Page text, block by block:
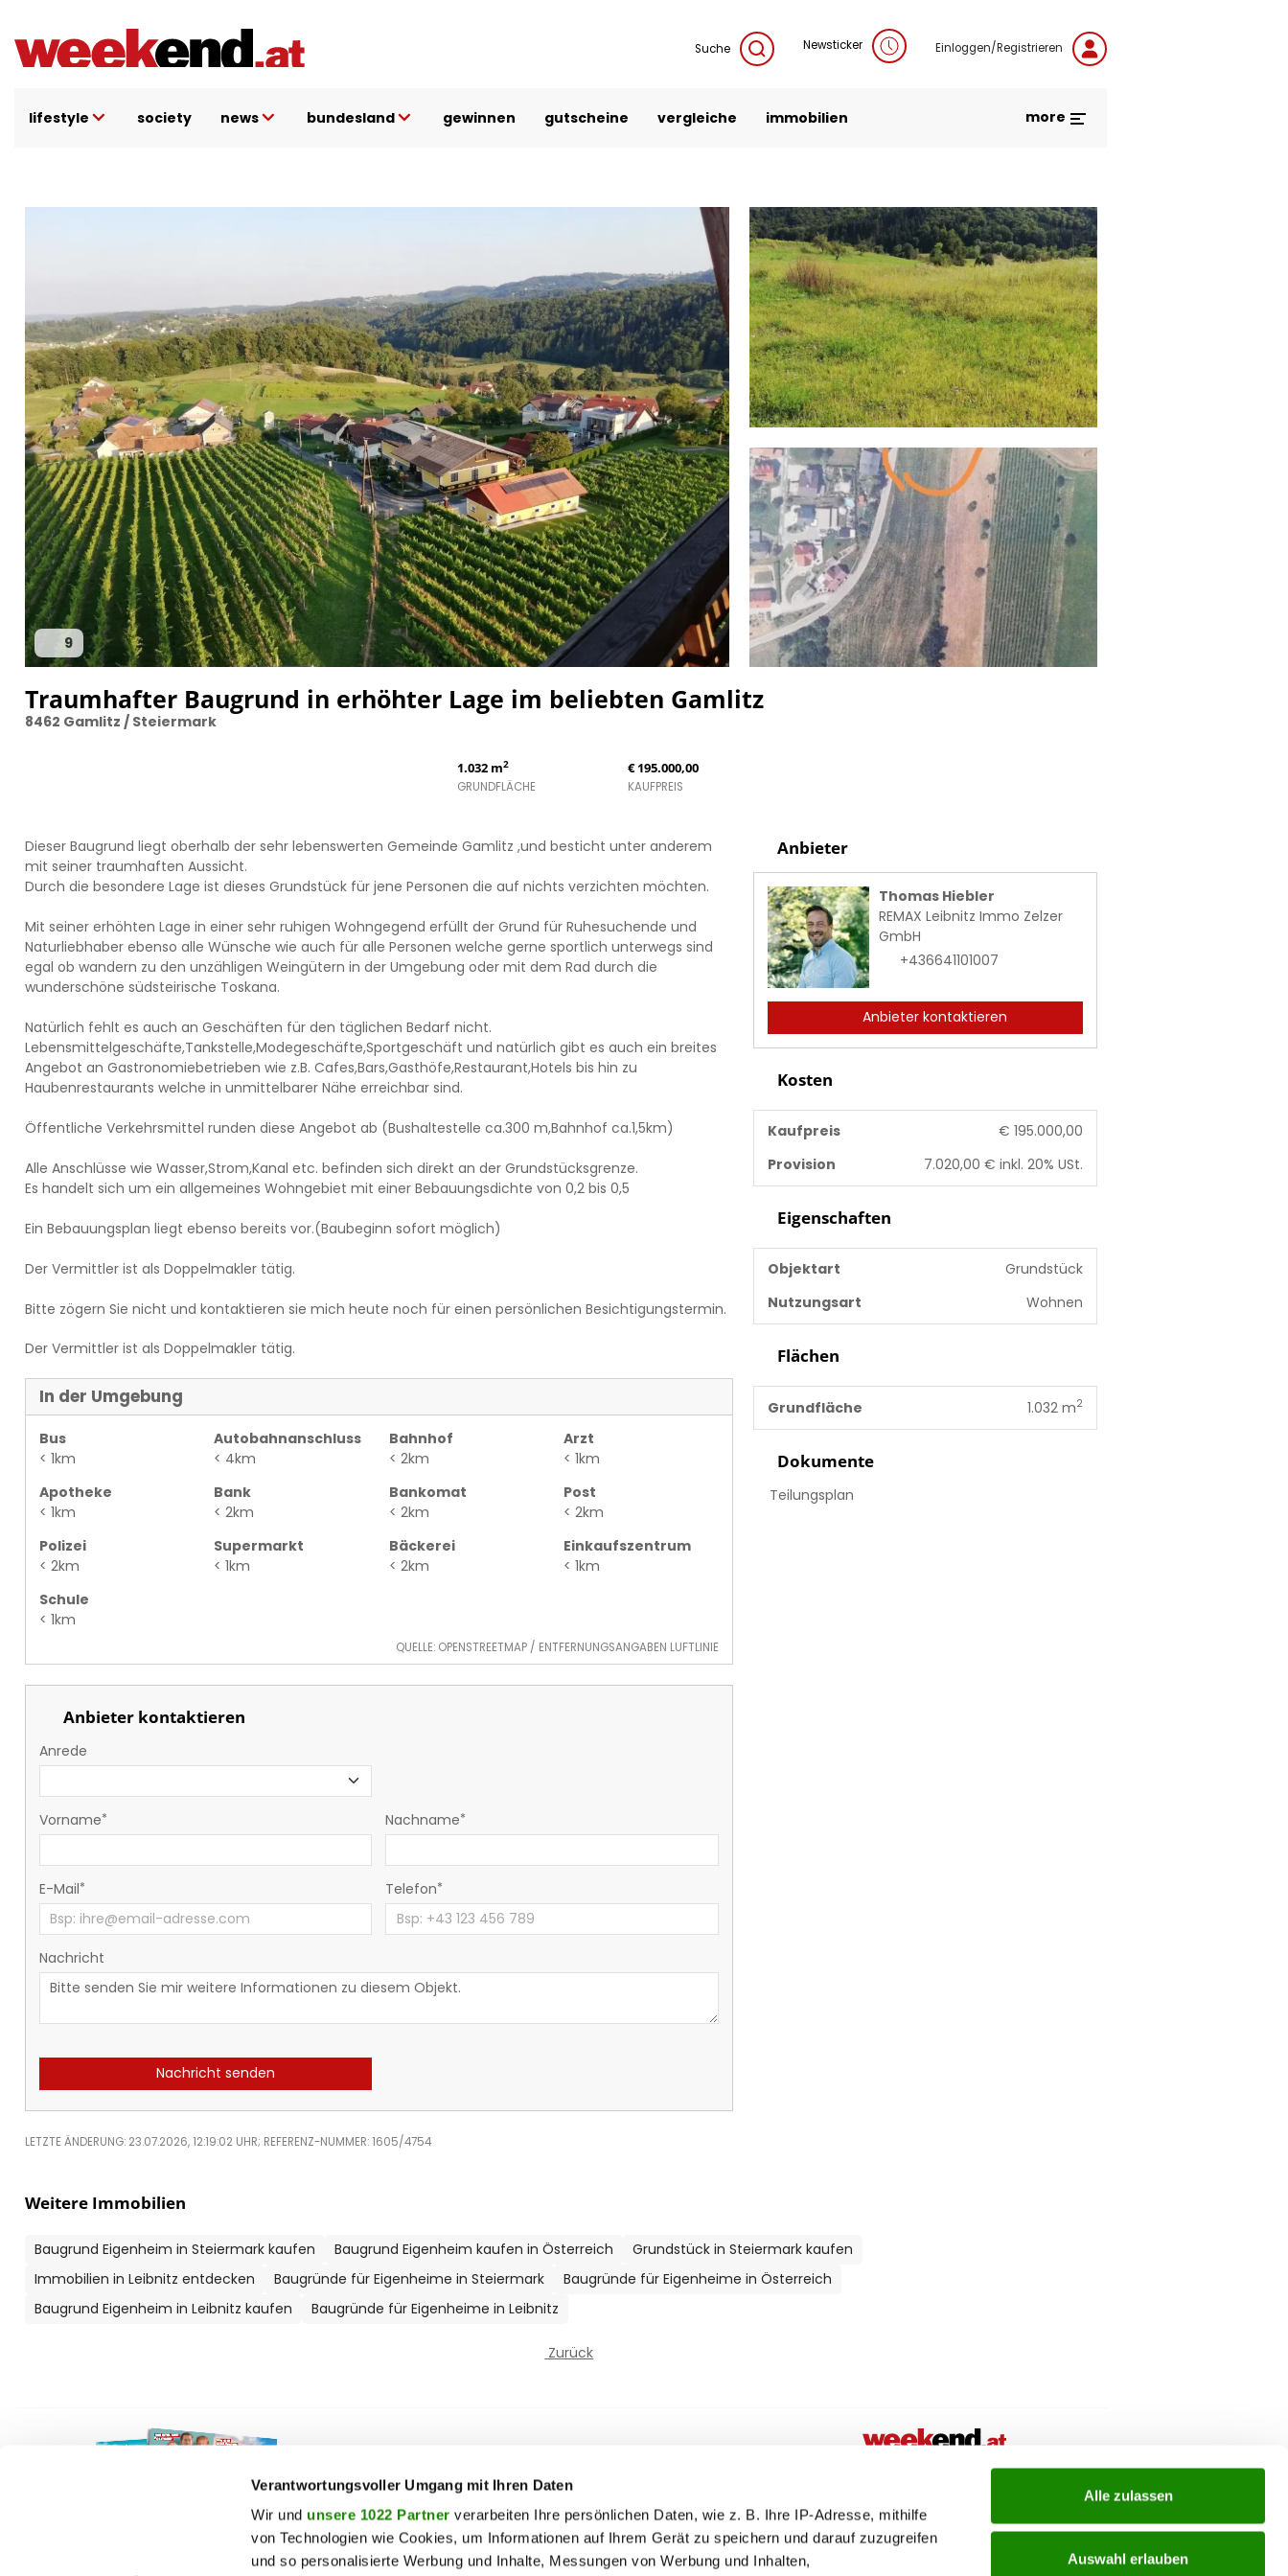
Verantwortungsvoller Umgang mit Ihren Daten
Wir und unsere 1022 Partner verarbeiten Ihre persönlichen Daten, wie z. B. Ihre IP-Adresse, mithilfe
von Technologien wie Cookies, um Informationen auf Ihrem Gerät zu speichern und darauf zuzugreifen
und so personalisierte Werbung und Inhalte, Messungen von Werbung und Inhalten,
Alle zulassen
Auswahl erlauben
Suche Newsticker Einloggen/Registrieren
lifestyle society news bundesland gewinnen gutscheine vergleiche immobilien more
9
Traumhafter Baugrund in erhöhter Lage im beliebten Gamlitz
8462 Gamlitz / Steiermark
1.032 m2
GRUNDFLÄCHE
€ 195.000,00
KAUFPREIS
Dieser Baugrund liegt oberhalb der sehr lebenswerten Gemeinde Gamlitz ,und besticht unter anderem
mit seiner traumhaften Aussicht.
Durch die besondere Lage ist dieses Grundstück für jene Personen die auf nichts verzichten möchten.
Mit seiner erhöhten Lage in einer sehr ruhigen Wohngegend erfüllt der Grund für Ruhesuchende und
Naturliebhaber ebenso alle Wünsche wie auch für alle Personen welche gerne sportlich unterwegs sind
egal ob wandern zu den unzähligen Weingütern in der Umgebung oder mit dem Rad durch die
wunderschöne südsteirische Toskana.
Natürlich fehlt es auch an Geschäften für den täglichen Bedarf nicht.
Lebensmittelgeschäfte,Tankstelle,Modegeschäfte,Sportgeschäft und natürlich gibt es auch ein breites
Angebot an Gastronomiebetrieben wie z.B. Cafes,Bars,Gasthöfe,Restaurant,Hotels bis hin zu
Haubenrestaurants welche in unmittelbarer Nähe erreichbar sind.
Öffentliche Verkehrsmittel runden diese Angebot ab (Bushaltestelle ca.300 m,Bahnhof ca.1,5km)
Alle Anschlüsse wie Wasser,Strom,Kanal etc. befinden sich direkt an der Grundstücksgrenze.
Es handelt sich um ein allgemeines Wohngebiet mit einer Bebauungsdichte von 0,2 bis 0,5
Ein Bebauungsplan liegt ebenso bereits vor.(Baubeginn sofort möglich)
Der Vermittler ist als Doppelmakler tätig.
Bitte zögern Sie nicht und kontaktieren sie mich heute noch für einen persönlichen Besichtigungstermin.
Der Vermittler ist als Doppelmakler tätig.
In der Umgebung
Bus
< 1km
Autobahnanschluss
< 4km
Bahnhof
< 2km
Arzt
< 1km
Apotheke
< 1km
Bank
< 2km
Bankomat
< 2km
Post
< 2km
Polizei
< 2km
Supermarkt
< 1km
Bäckerei
< 2km
Einkaufszentrum
< 1km
Schule
< 1km
QUELLE: OPENSTREETMAP / ENTFERNUNGSANGABEN LUFTLINIE
Anbieter kontaktieren
Anrede
Vorname Nachname
E-Mail Telefon
Nachricht
Nachricht senden
LETZTE ÄNDERUNG: 23.07.2026, 12:19:02 UHR; REFERENZ-NUMMER: 1605/4754
Anbieter
Thomas Hiebler
REMAX Leibnitz Immo Zelzer
GmbH
+436641101007
Anbieter kontaktieren
Kosten
Kaufpreis
€ 195.000,00
Provision
7.020,00 € inkl. 20% USt.
Eigenschaften
Objektart
Grundstück
Nutzungsart
Wohnen
Flächen
Grundfläche 1.032 m2
Dokumente
Teilungsplan
Weitere Immobilien
Baugrund Eigenheim in Steiermark kaufen Baugrund Eigenheim kaufen in Österreich
Grundstück in Steiermark kaufen
Immobilien in Leibnitz entdecken
Baugründe für Eigenheime in Steiermark
Baugründe für Eigenheime in Österreich
Baugrund Eigenheim in Leibnitz kaufen
Baugründe für Eigenheime in Leibnitz
Zurück
Footer Top Menu
beauty
chronik
fashion
politik
reise
society
Social links menu